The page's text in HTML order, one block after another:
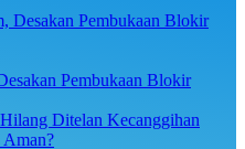
Pembukaan Blokir